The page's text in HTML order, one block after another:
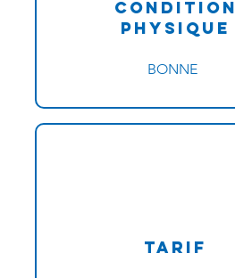
Condition
physique
BONNE
Tarif